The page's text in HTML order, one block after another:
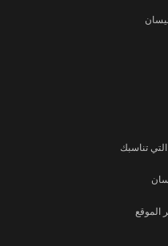
تناسبك
الموقع